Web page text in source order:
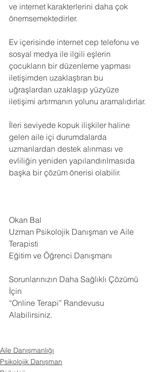
ve internet karakterlerini daha çok
önemsemektedirler.
Ev içerisinde internet cep telefonu ve
sosyal medya ile ilgili eşlerin
çocukların bir düzenleme yapması
iletişimden uzaklaştıran bu
uğraşlardan uzaklaşıp yüzyüze
iletişimi artırmanın yolunu aramalıdırlar.
İleri seviyede kopuk ilişkiler haline
gelen aile içi durumdalarda
uzmanlardan destek alınması ve
evliliğin yeniden yapılandırılmasıda
başka bir çözüm önerisi olabilir.
Okan Bal
Uzman Psikolojik Danışman ve Aile
Terapisti
Eğitim ve Öğrenci Danışmanı
Sorunlarınızın Daha Sağlıklı Çözümü
İçin
“Online Terapi” Randevusu
Alabilirsiniz.
Aile Danışmanlığı
Psikolojik Danışman